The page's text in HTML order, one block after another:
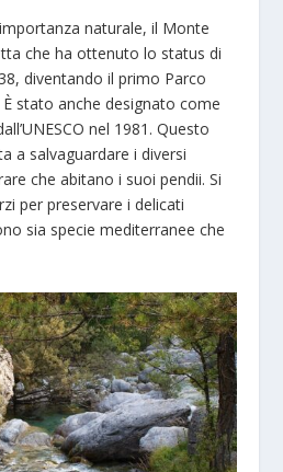
naturale, il Monte
che ha ottenuto lo status di
diventando il primo Parco
stato anche designato come
nel 1981. Questo
a salvaguardare i diversi
che abitano i suoi pendii. Si
per preservare i delicati
sia specie mediterranee che